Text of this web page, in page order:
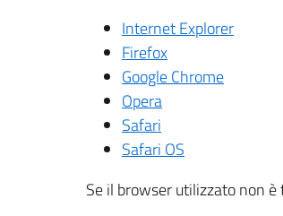
Internet Explorer
Firefox
Google Chrome
Opera
Safari
Safari OS
Se il browser utilizzato non